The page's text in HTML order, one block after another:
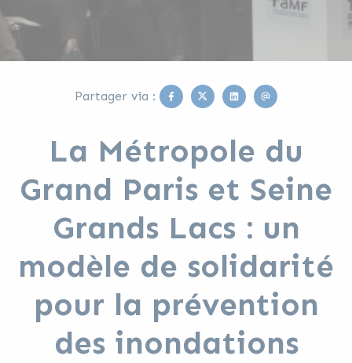
Partager via : Facebook
TwitterLinkedinEmail
La Métropole du
Grand Paris et Seine
Grands Lacs : un
modèle de solidarité
pour la prévention
des inondations